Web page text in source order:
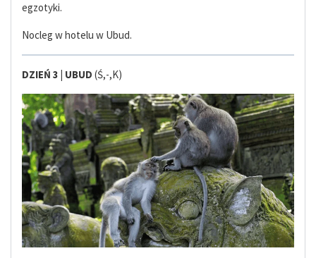
egzotyki.
Nocleg w hotelu w Ubud.
DZIEŃ 3 | UBUD (Ś,-,K)